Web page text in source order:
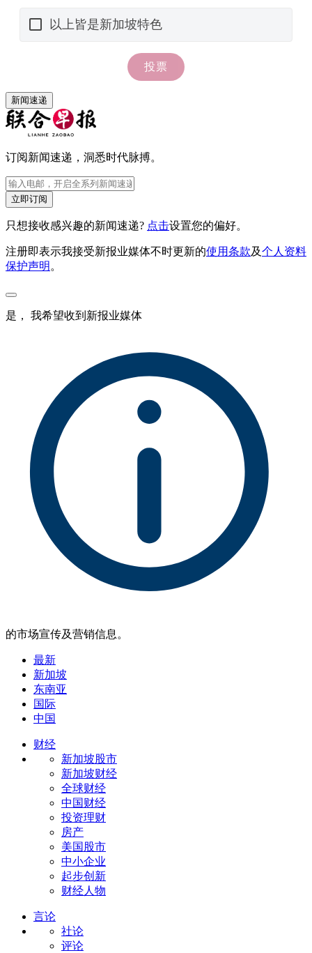
新闻速递
订阅新闻速递，洞悉时代脉搏。
立即订阅
只想接收感兴趣的新闻速递? 点击设置您的偏好。
注册即表示我接受新报业媒体不时更新的使用条款及个人资料
保护声明 。
是， 我希望收到新报业媒体
的市场宣传及营销信息。
最新
新加坡
东南亚
国际
中国
财经
新加坡股市
新加坡财经
全球财经
中国财经
投资理财
房产
美国股市
中小企业
起步创新
财经人物
言论
社论
评论